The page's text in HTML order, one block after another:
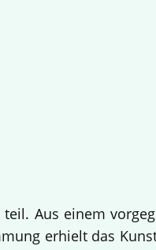
Aus einem
erhielt das